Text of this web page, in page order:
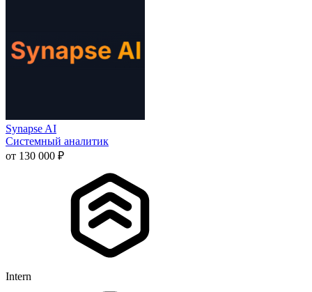
Synapse AI
Системный аналитик
от 130 000 ₽
Intern